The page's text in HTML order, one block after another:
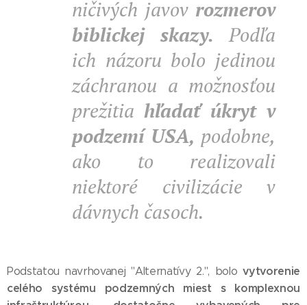
ničivých javov rozmerov
biblickej skazy. Podľa
ich názoru bolo jedinou
záchranou a možnosťou
prežitia hľadať úkryt v
podzemí USA, podobne,
ako to realizovali
niektoré civilizácie v
dávnych časoch.
Podstatou navrhovanej "Alternatívy 2.", bolovytvorenie
celého systému podzemných miest s komplexnou